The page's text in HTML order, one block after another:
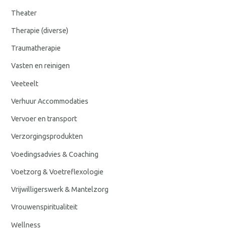
Theater
Therapie (diverse)
Traumatherapie
Vasten en reinigen
Veeteelt
Verhuur Accommodaties
Vervoer en transport
Verzorgingsprodukten
Voedingsadvies & Coaching
Voetzorg & Voetreflexologie
Vrijwilligerswerk & Mantelzorg
Vrouwenspiritualiteit
Wellness